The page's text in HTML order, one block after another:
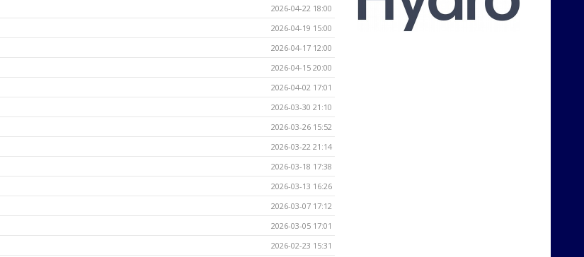
2026-04-22 18:00
2026-04-19 15:00
2026-04-17 12:00
2026-04-15 20:00
2026-04-02 17:01
2026-03-30 21:10
2026-03-26 15:52
2026-03-22 21:14
2026-03-18 17:38
2026-03-13 16:26
2026-03-07 17:12
2026-03-05 17:01
2026-02-23 15:31